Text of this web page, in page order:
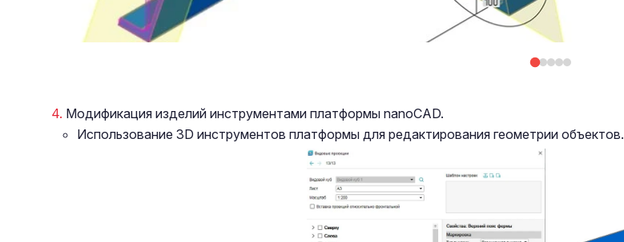
Модификация изделий инструментами платформы nanoCAD.
Использование 3D инструментов платформы для редактирования геометрии объектов.